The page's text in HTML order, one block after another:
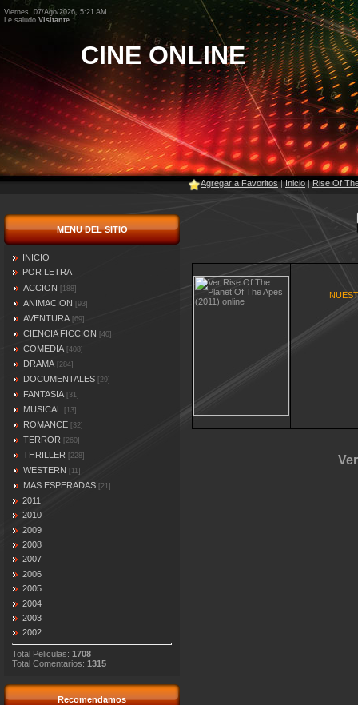
Viernes, 07/Ago/2026, 5:21 AM
Le saludo Visitante
CINE ONLINE
Agregar a Favoritos|Inicio|Rise Of
MENU DEL SITIO
INICIO
POR LETRA
ACCION
[188]
ANIMACION [93]
AVENTURA [69]
CIENCIA FICCION [40]
COMEDIA [408]
DRAMA [284]
DOCUMENTALES [29]
FANTASIA [31]
MUSICAL [13]
ROMANCE [32]
TERROR [260]
THRILLER [228]
WESTERN [11]
MAS ESPERADAS [21]
2011
2010
2009
2008
2007
2006
2005
2004
2003
2002
Total Peliculas: 1708
Total Comentarios: 1315
Recomendamos